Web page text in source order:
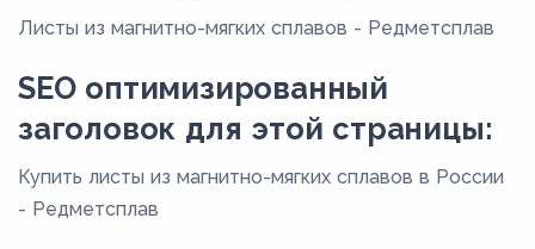
Листы из магнитно-мягких сплавов - Редметсплав
SEO оптимизированный
заголовок для этой страницы:
Купить листы из магнитно-мягких сплавов в России
- Редметсплав